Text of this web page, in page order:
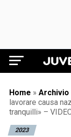
Home » Archivio
lavorare causa
tranquilli» –
2023